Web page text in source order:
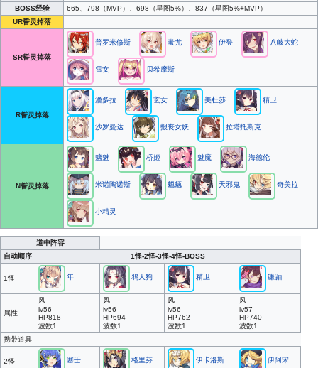
BOSS经验
665、798（MVP）、698（星图5%）、837（星图5%+MVP）
UR誓灵掉落
SR誓灵掉落
普罗米修斯 蚩尤 伊登 八岐大蛇
雪女 贝希摩斯
R誓灵掉落
潘多拉 玄女 美杜莎 精卫
沙罗曼达 报丧女妖 拉塔托斯克
N誓灵掉落
魑魅 桥姬 魅魔 海德伦
米诺陶诺斯 魍魉 天邪鬼 奇美拉
小精灵
道中阵容
自动顺序
1怪-2怪-3怪-4怪-BOSS
1怪 年 鸦天狗 精卫 镰鼬
属性
风
lv56
HP818
波数1
风
lv56
HP694
波数1
风
lv56
HP762
波数1
风
lv57
HP740
波数1
携带道具
2怪 塞壬 格里芬 伊卡洛斯 伊阿宋